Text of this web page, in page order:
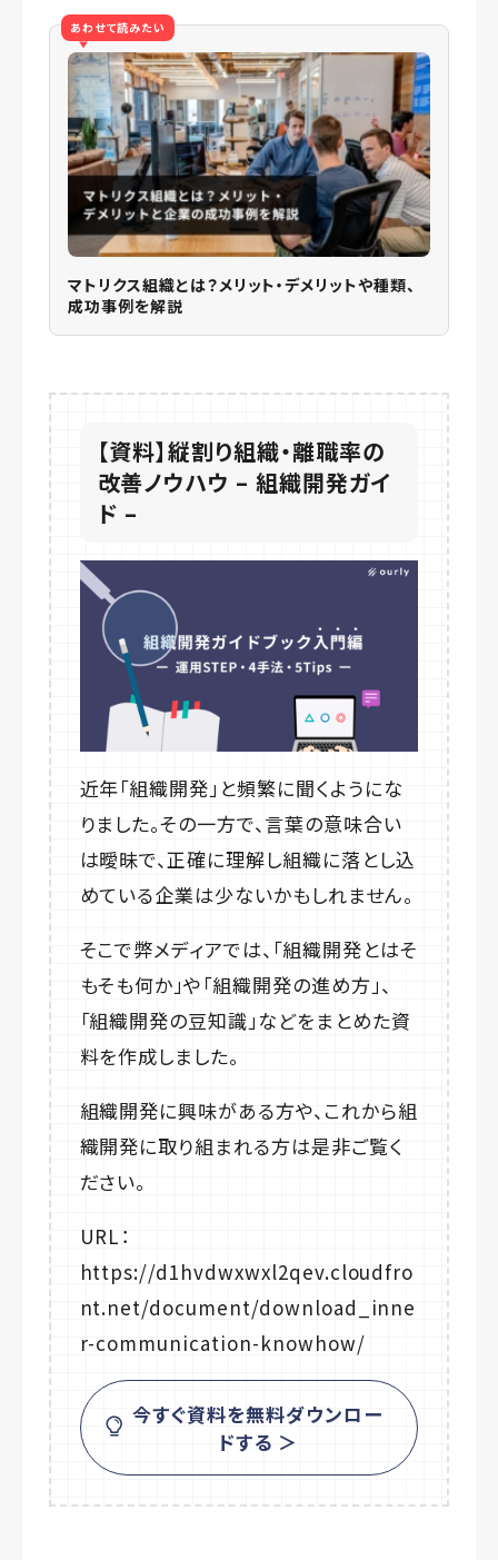
あわせて読みたい
マトリクス組織とは？メリット・デメリットや種類、
成功事例を解説
【資料】縦割り組織・離職率の
改善ノウハウ – 組織開発ガイ
ド –
近年「組織開発」と頻繁に聞くようにな
りました。その一方で、言葉の意味合い
は曖昧で、正確に理解し組織に落とし込
めている企業は少ないかもしれません。
そこで弊メディアでは、「組織開発とはそ
もそも何か」や「組織開発の進め方」、
「組織開発の豆知識」などをまとめた資
料を作成しました。
組織開発に興味がある方や、これから組
織開発に取り組まれる方は是非ご覧く
ださい。
URL：
https://d1hvdwxwxl2qev.cloudfro
nt.net/document/download_inne
r-communication-knowhow/
今すぐ資料を無料ダウンロー
ドする ＞